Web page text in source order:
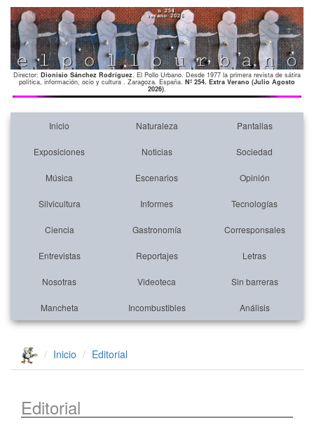
Director: Dionisio Sánchez Rodríguez. El Pollo Urbano. Desde 1977 la primera revista de sátira
política, información, ocio y cultura . Zaragoza. España. Nº 254. Extra Verano (Julio Agosto
2026).
Inicio Naturaleza Pantallas
Exposiciones Noticias Sociedad
Música Escenarios Opinión
Silvicultura Informes Tecnologías
Ciencia Gastronomía Corresponsales
Entrevistas Reportajes Letras
Nosotras Videoteca Sin barreras
Mancheta Incombustibles Análisis
Inicio Editorial
Editorial